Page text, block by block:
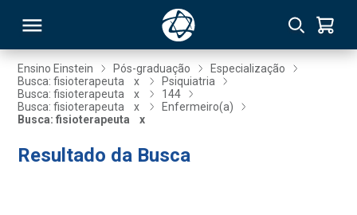
Ensino Einstein Pós-graduação
Especialização
Busca: fisioterapeuta
x
Psiquiatria
Busca: fisioterapeuta
x
144
Busca: fisioterapeuta
x
Enfermeiro(a)
Busca: fisioterapeuta
x
Resultado da Busca